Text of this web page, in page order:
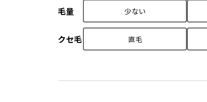
毛量 少ない
クセ毛 直毛